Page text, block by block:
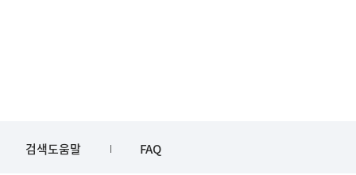
검색도움말 FAQ